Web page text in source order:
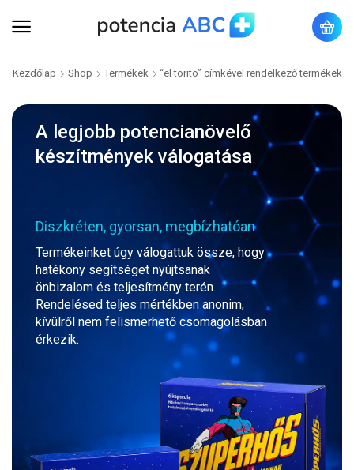
Kezdőlap Shop Termékek “el torito” címkével rendelkező termékek
A legjobb potencianövelő
készítmények válogatása
Diszkréten, gyorsan, megbízhatóan
Termékeinket úgy válogattuk össze, hogy
hatékony segítséget nyújtsanak
önbizalom és teljesítmény terén.
Rendelésed teljes mértékben anonim,
kívülről nem felismerhető csomagolásban
érkezik.